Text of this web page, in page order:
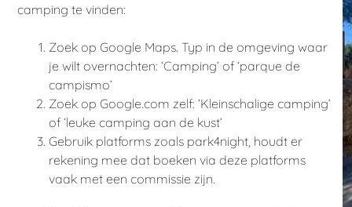
camping te vinden:
Zoek op Google Maps. Typ in de omgeving waar
je wilt overnachten: ‘Camping’ of ‘parque de
campismo’
Zoek op Google.com zelf: ‘Kleinschalige camping’
of ‘leuke camping aan de kust’
Gebruik platforms zoals park4night, houdt er
rekening mee dat boeken via deze platforms
vaak met een commissie zijn.